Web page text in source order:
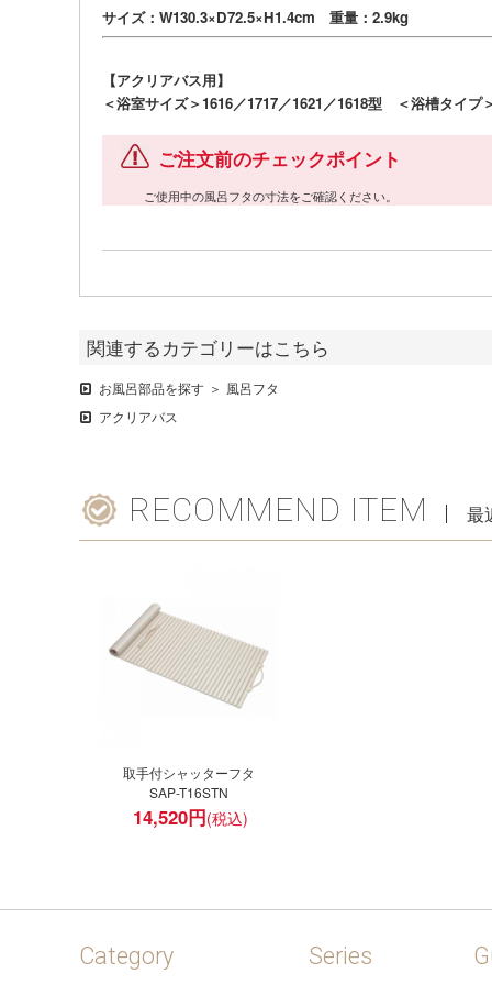
サイズ：W130.3×D72.5×H1.4cm 重量：2.9kg
【アクリアバス用】
＜浴室サイズ＞1616／1717／1621／1618型 ＜浴槽タイプ
ご注文前のチェックポイント
ご使用中の風呂フタの寸法をご確認ください。
関連するカテゴリーはこちら
お風呂部品を探す
風呂フタ
アクリアバス
RECOMMEND ITEM 最
取手付シャッターフタ
SAP-T16STN
14,520円
Category Series